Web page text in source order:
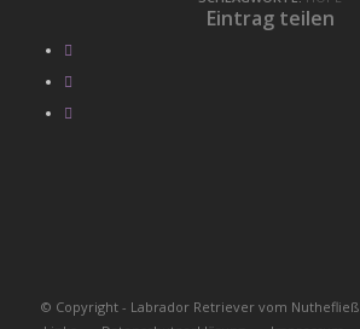
Eintrag teilen
© Copyright - Labrador Retriever vom Nuthefließ